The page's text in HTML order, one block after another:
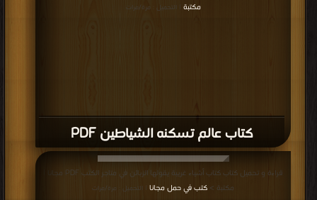
كتاب عالم تسكنه الشياطين PDF
مكتبة
| التحميل : مرة/مرات
قراءة و تحميل كتاب كتاب أشياء غريبة يقولها الزبائن في متاجر الكتب PDF مجانا |
مكتبة > كتب في حمل مجانا | التحميل : مرة/مرات